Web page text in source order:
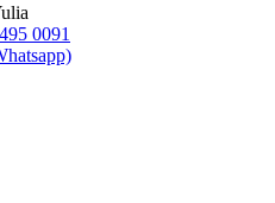
0091